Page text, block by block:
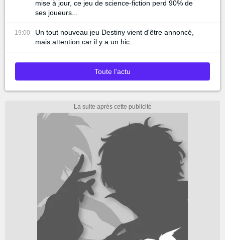
mise à jour, ce jeu de science-fiction perd 90% de
ses joueurs...
19:00
Un tout nouveau jeu Destiny vient d'être annoncé,
mais attention car il y a un hic...
Toute l'actu